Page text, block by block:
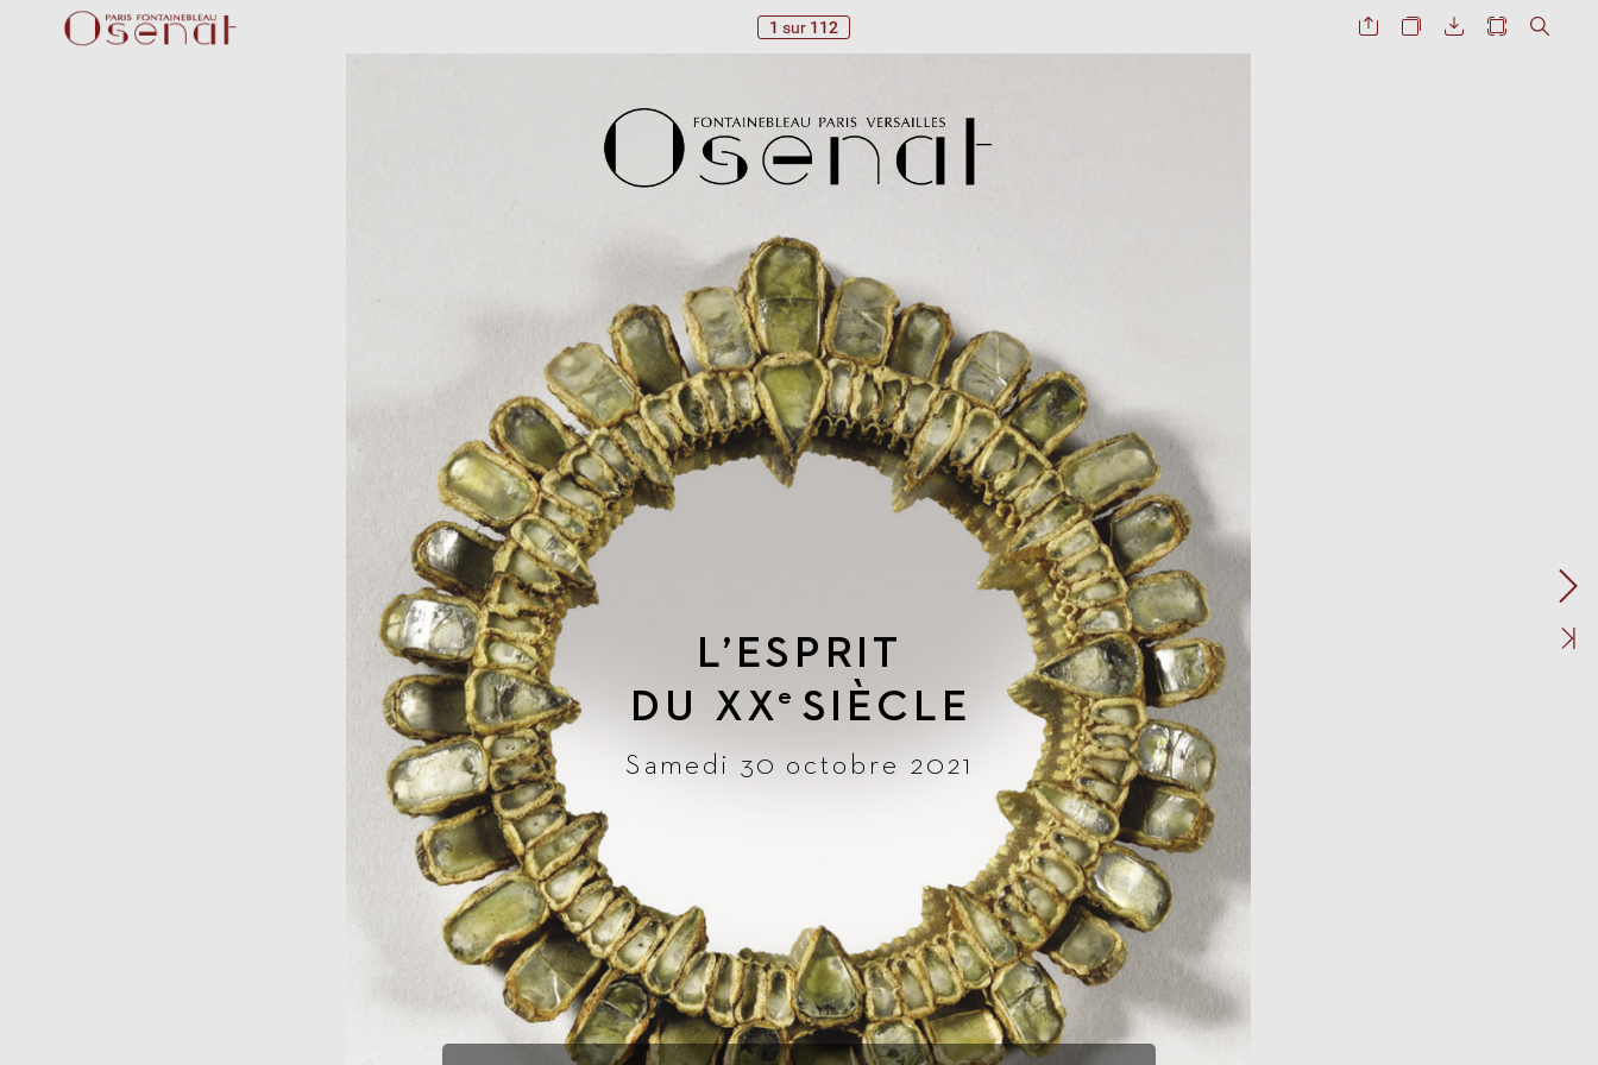
1 sur 112
L’ESPRIT
DU
XXe SIÈ CLE
Samedi 30 octobre 2021